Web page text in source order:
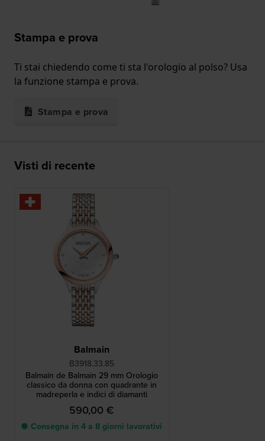
Stampa e prova
Ti stai chiedendo come ti sta l'orologio al polso? Usa
la funzione stampa e prova.
Stampa e prova
Visti di recente
Balmain
B3918.33.85
Balmain de Balmain 29 mm Orologio
classico da donna con quadrante in
madreperla e indici di diamanti
590,00 €
● Consegna in 4 a 8 giorni lavorativi